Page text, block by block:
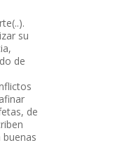
su
de
de
buenas